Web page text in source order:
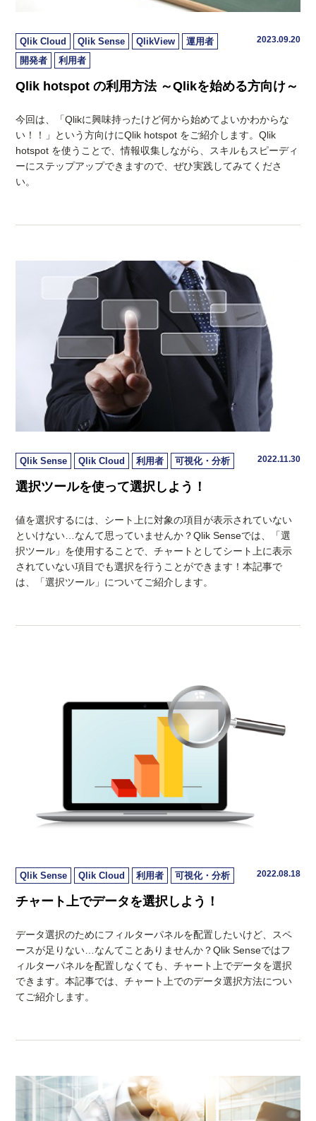
Qlik Cloud Qlik Sense QlikView
運用者
開発者
利用者
2023.09.20
Qlik hotspot の利用方法 ～Qlikを始める方向け～
今回は、「Qlikに興味持ったけど何から始めてよいかわからな
い！！」という方向けにQlik hotspot をご紹介します。Qlik
hotspot を使うことで、情報収集しながら、スキルもスピーディ
ーにステップアップできますので、ぜひ実践してみてくださ
い。
Qlik Sense Qlik Cloud 利用者 可視化・分析 2022.11.30
選択ツールを使って選択しよう！
値を選択するには、シート上に対象の項目が表示されていない
といけない…なんて思っていませんか？Qlik Senseでは、「選
択ツール」を使用することで、チャートとしてシート上に表示
されていない項目でも選択を行うことができます！本記事で
は、「選択ツール」についてご紹介します。
Qlik Sense Qlik Cloud 利用者 可視化・分析 2022.08.18
チャート上でデータを選択しよう！
データ選択のためにフィルターパネルを配置したいけど、スペ
ースが足りない…なんてことありませんか？Qlik Senseではフ
ィルターパネルを配置しなくても、チャート上でデータを選択
できます。本記事では、チャート上でのデータ選択方法につい
てご紹介します。